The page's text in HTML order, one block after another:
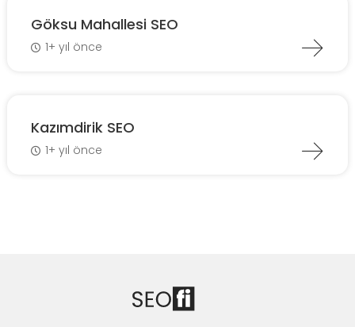
Göksu Mahallesi SEO
1+ yıl önce
Kazımdirik SEO
1+ yıl önce